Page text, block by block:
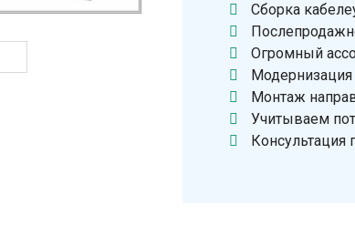
Сборка
Огромный
Модернизация
Монтаж
Учитываем
Консультация